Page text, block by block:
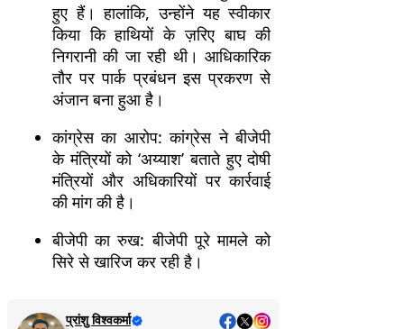
हुए हैं। हालांकि, उन्होंने यह स्वीकार
किया कि हाथियों के ज़रिए बाघ की
निगरानी की जा रही थी। आधिकारिक
तौर पर पार्क प्रबंधन इस प्रकरण से
अंजान बना हुआ है।
कांग्रेस का आरोप: कांग्रेस ने बीजेपी
के मंत्रियों को ‘अय्याश’ बताते हुए दोषी
मंत्रियों और अधिकारियों पर कार्रवाई
की मांग की है।
बीजेपी का रुख: बीजेपी पूरे मामले को
सिरे से खारिज कर रही है।
प्रांशु विश्वकर्मा